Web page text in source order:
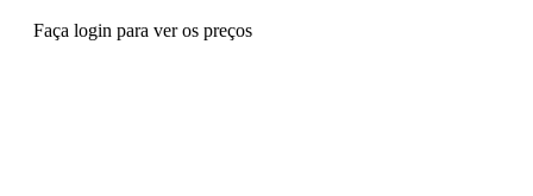
Faça login para ver os preços